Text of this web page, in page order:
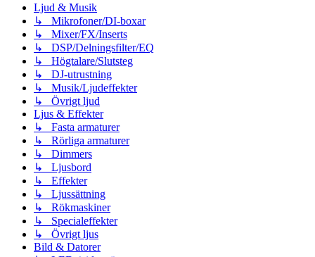
Ljud & Musik
↳ Mikrofoner/DI-boxar
↳ Mixer/FX/Inserts
↳ DSP/Delningsfilter/EQ
↳ Högtalare/Slutsteg
↳ DJ-utrustning
↳ Musik/Ljudeffekter
↳ Övrigt ljud
Ljus & Effekter
↳ Fasta armaturer
↳ Rörliga armaturer
↳ Dimmers
↳ Ljusbord
↳ Effekter
↳ Ljussättning
↳ Rökmaskiner
↳ Specialeffekter
↳ Övrigt ljus
Bild & Datorer